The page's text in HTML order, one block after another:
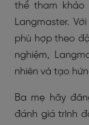
thể tham
Langmaster.
phù hợp theo
nghiệm,
nhiên và tạo
Ba mẹ hãy
đánh giá trình